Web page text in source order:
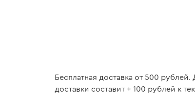
Бесплатная доставка от 500
доставки составит + 100 рублей к